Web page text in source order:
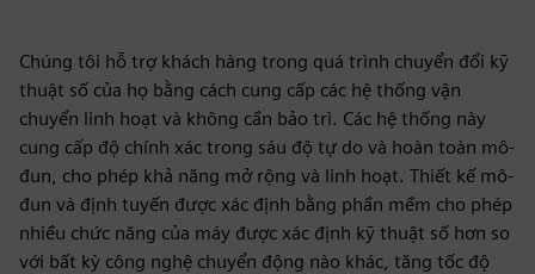
Chúng tôi hỗ trợ khách hàng trong quá trình chuyển đổi kỹ
thuật số của họ bằng cách cung cấp các hệ thống vận
chuyển linh hoạt và không cần bảo trì. Các hệ thống này
cung cấp độ chính xác trong sáu độ tự do và hoàn toàn mô-
đun, cho phép khả năng mở rộng và linh hoạt. Thiết kế mô-
đun và định tuyến được xác định bằng phần mềm cho phép
nhiều chức năng của máy được xác định kỹ thuật số hơn so
với bất kỳ công nghệ chuyển động nào khác, tăng tốc độ